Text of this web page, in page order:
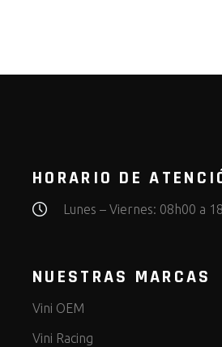
HORARIO DE
Lunes – Viernes: 08h00 a
NUESTRAS MARCAS
Vini OEM
Vini Racing